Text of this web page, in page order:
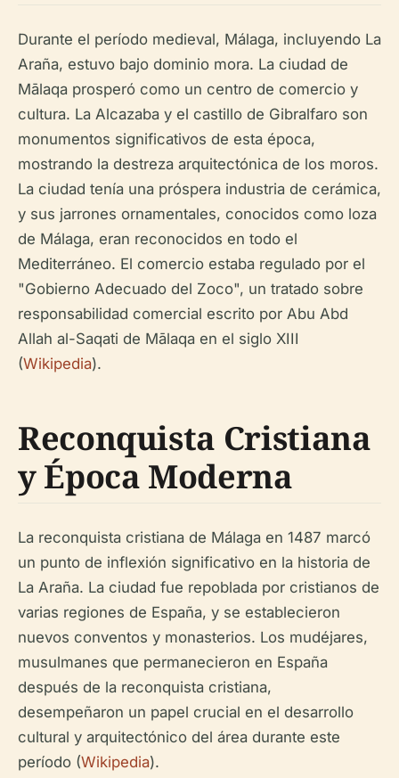
Durante el período medieval, Málaga, incluyendo La
Araña, estuvo bajo dominio mora. La ciudad de
Mālaqa prosperó como un centro de comercio y
cultura. La Alcazaba y el castillo de Gibralfaro son
monumentos significativos de esta época,
mostrando la destreza arquitectónica de los moros.
La ciudad tenía una próspera industria de cerámica,
y sus jarrones ornamentales, conocidos como loza
de Málaga, eran reconocidos en todo el
Mediterráneo. El comercio estaba regulado por el
"Gobierno Adecuado del Zoco", un tratado sobre
responsabilidad comercial escrito por Abu Abd
Allah al-Saqati de Mālaqa en el siglo XIII
(Wikipedia).
Reconquista Cristiana
y Época Moderna
La reconquista cristiana de Málaga en 1487 marcó
un punto de inflexión significativo en la historia de
La Araña. La ciudad fue repoblada por cristianos de
varias regiones de España, y se establecieron
nuevos conventos y monasterios. Los mudéjares,
musulmanes que permanecieron en España
después de la reconquista cristiana,
desempeñaron un papel crucial en el desarrollo
cultural y arquitectónico del área durante este
período (Wikipedia).